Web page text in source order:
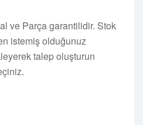
ve Parça garantilidir. Stok
istemiş olduğunuz
talep oluşturun